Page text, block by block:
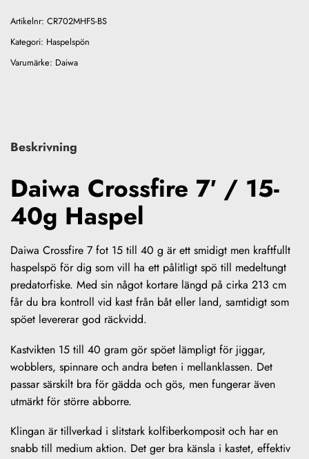
Artikelnr: CR702MHFS-BS
Kategori: Haspelspön
Varumärke: Daiwa
Beskrivning
Daiwa Crossfire 7′ / 15-
40g Haspel
Daiwa Crossfire 7 fot 15 till 40 g är ett smidigt men kraftfullt
haspelspö för dig som vill ha ett pålitligt spö till medeltungt
predatorfiske. Med sin något kortare längd på cirka 213 cm
får du bra kontroll vid kast från båt eller land, samtidigt som
spöet levererar god räckvidd.
Kastvikten 15 till 40 gram gör spöet lämpligt för jiggar,
wobblers, spinnare och andra beten i mellanklassen. Det
passar särskilt bra för gädda och gös, men fungerar även
utmärkt för större abborre.
Klingan är tillverkad i slitstark kolfiberkomposit och har en
snabb till medium aktion. Det ger bra känsla i kastet, effektiv